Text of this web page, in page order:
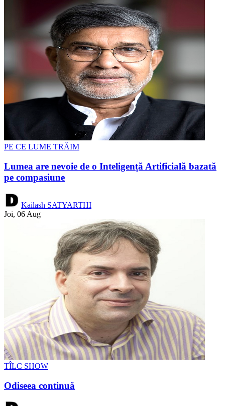
PE CE LUME TRĂIM
Lumea are nevoie de o Inteligență Artificială bazată
pe compasiune
Kailash SATYARTHI
Joi, 06 Aug
TÎLC SHOW
Odiseea continuă